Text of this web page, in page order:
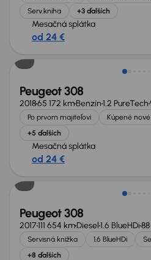
Serv.kniha
+3 ďalších
Mesačná splátka
od 24 €
Peugeot 308
201865 172 kmBenzín1.2 PureTech
Po prvom majiteľovi Kúpené nové
+5 ďalších
Mesačná splátka
od 24 €
Peugeot 308
2017111 654 kmDiesel1.6 BlueHDi
Servisná knižka 1.6 BlueHDi
+8 ďalších